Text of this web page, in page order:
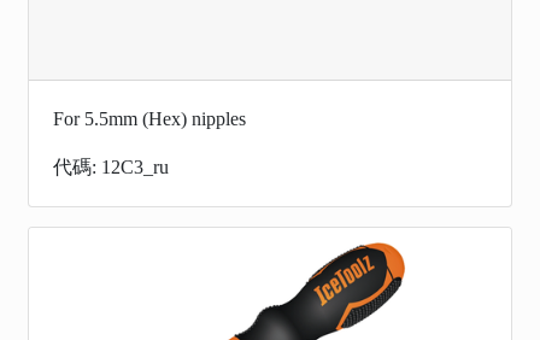
For 5.5mm (Hex) nipples
代碼: 12C3_ru